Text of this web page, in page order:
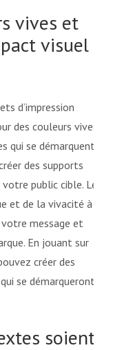
vives et
visuel
d’impression
des couleurs vives
qui se démarquent
des supports
public cible. Les
et de la vivacité à
message et
En jouant sur
créer des
se démarqueront
soient